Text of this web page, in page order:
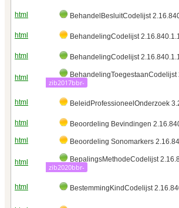
html BehandelBesluitCodelijst
html BehandelingCodelijst
html BehandelingCodelijst
html
zib2017bbr-
html BeleidProfessioneelOnderzoek
html
Beoordeling Bevindingen
html
Beoordeling Sonomarkers
html BepalingsMethodeCodelijst
zib2020bbr-
html BestemmingKindCodelijst